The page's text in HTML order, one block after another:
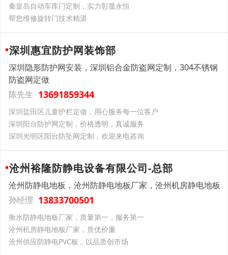
秦皇岛自动车库门定制，实力彰显永恒
帮您维修旋转门技术精湛
深圳惠宜防护网装饰部
深圳隐形防护网安装，深圳铝合金防盗网定制，304不锈钢
防盗网定做
陈先生 13691859344
深圳盐田区儿童护栏定做，用心服务每一位客户
深圳阳台防护网定制，价格透明，真诚服务
深圳光明区阳台防坠网定制，欢迎来电咨询
沧州裕隆防静电设备有限公司-总部
沧州防静电地板，沧州防静电地板厂家，沧州机房静电地板
孙经理 13833700501
衡水防静电地板厂家，质量第一，服务第一
沧州机房静电地板厂家，质优价廉
沧州供应防静电PVC板，以品质创市场